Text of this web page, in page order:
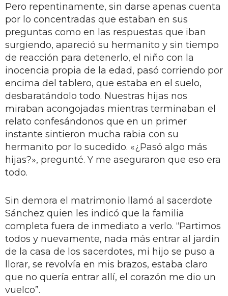
Pero repentinamente, sin darse apenas cuenta
por lo concentradas que estaban en sus
preguntas como en las respuestas que iban
surgiendo, apareció su hermanito y sin tiempo
de reacción para detenerlo, el niño con la
inocencia propia de la edad, pasó corriendo por
encima del tablero, que estaba en el suelo,
desbaratándolo todo. Nuestras hijas nos
miraban acongojadas mientras terminaban el
relato confesándonos que en un primer
instante sintieron mucha rabia con su
hermanito por lo sucedido. «¿Pasó algo más
hijas?», pregunté. Y me aseguraron que eso era
todo.
Sin demora el matrimonio llamó al sacerdote
Sánchez quien les indicó que la familia
completa fuera de inmediato a verlo. “Partimos
todos y nuevamente, nada más entrar al jardín
de la casa de los sacerdotes, mi hijo se puso a
llorar, se revolvía en mis brazos, estaba claro
que no quería entrar allí, el corazón me dio un
vuelco”.